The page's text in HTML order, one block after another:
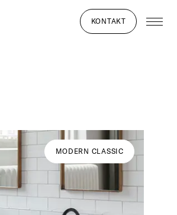
KONTAKT
MODERN CLASSIC